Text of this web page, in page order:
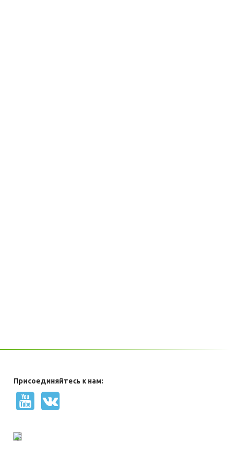
Присоединяйтесь к нам: